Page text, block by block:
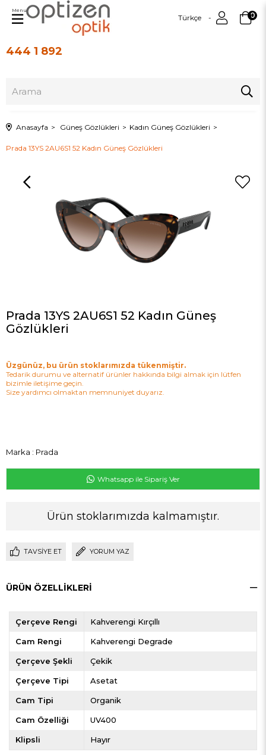
444 1 892
Türkçe 0
Menu
Anasayfa Güneş Gözlükleri Kadın Güneş Gözlükleri
Prada 13YS 2AU6S1 52 Kadın Güneş Gözlükleri
Prada 13YS 2AU6S1 52 Kadın Güneş
Gözlükleri
Üzgünüz, bu ürün stoklarımızda tükenmiştir.
Tedarik durumu ve alternatif ürünler hakkında bilgi almak için lütfen
bizimle iletişime geçin.
Size yardımcı olmaktan memnuniyet duyarız.
Marka : Prada
Whatsapp ile Sipariş Ver
Ürün stoklarımızda kalmamıştır.
TAVSIYE ET YORUM YAZ
ÜRÜN ÖZELLIKLERI
Çerçeve Rengi Kahverengi Kırçıllı
Cam Rengi Kahverengi Degrade
Çerçeve Şekli Çekik
Çerçeve Tipi Asetat
Cam Tipi Organik
Cam Özelliği UV400
Klipsli Hayır